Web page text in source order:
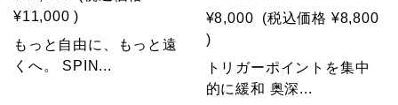
¥11,000 )
もっと自由に、もっと遠
くへ。 SPIN...
¥8,000
(税込価格 ¥8,800
)
トリガーポイントを集中
的に緩和 奥深...